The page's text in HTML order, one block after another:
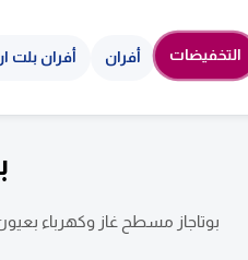
التخفيضات أفران أفران بلت
بوتاجاز مسطح غاز وكهرباء